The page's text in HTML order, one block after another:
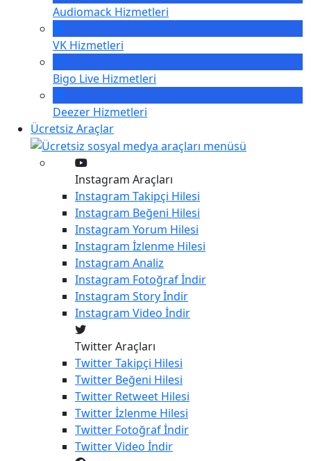
Audiomack Hizmetleri
VK Hizmetleri
Bigo Live Hizmetleri
Deezer Hizmetleri
Ücretsiz Araçlar
Instagram Araçları
Instagram Takipçi Hilesi
Instagram Beğeni Hilesi
Instagram Yorum Hilesi
Instagram İzlenme Hilesi
Instagram Analiz
Instagram Fotoğraf İndir
Instagram Story İndir
Instagram Video İndir
Twitter Araçları
TwitterTakipçi Hilesi
Twitter Beğeni Hilesi
Twitter Retweet Hilesi
Twitterİzlenme Hilesi
Twitter Fotoğraf İndir
TwitterVideo İndir